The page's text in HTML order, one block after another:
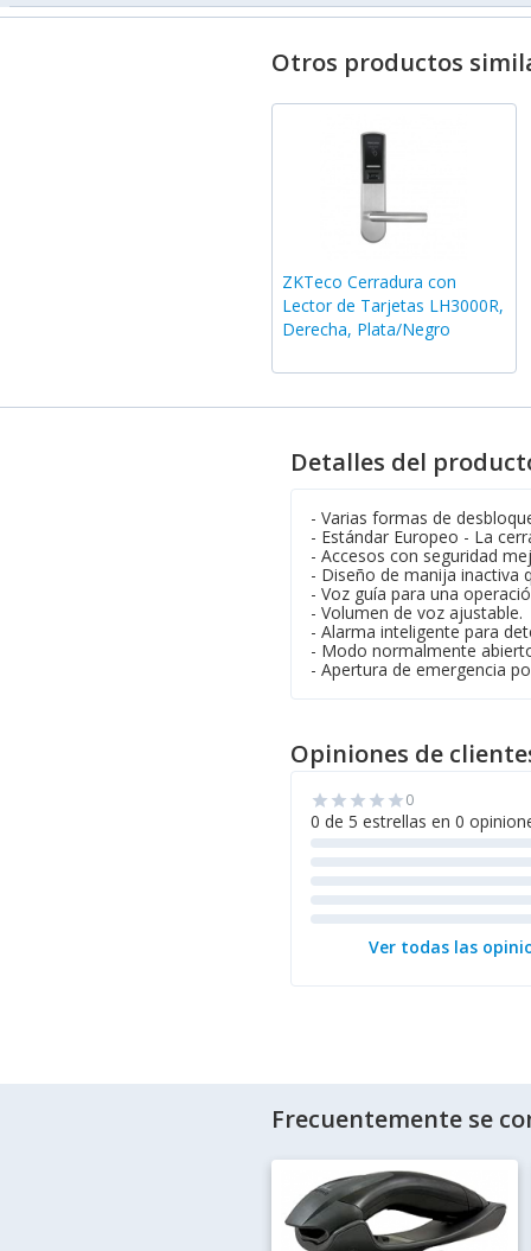
Otros productos
ZKTeco Cerradura con
Lector de Tarjetas LH3000R,
Derecha, Plata/Negro
Detalles del
- Varias formas de
- Estándar Europeo - La
- Accesos con seguridad
- Diseño de manija inactiva
- Voz guía para una
- Volumen de voz ajustable.
- Alarma inteligente para
- Modo normalmente
- Apertura de emergencia
Opiniones de
star star star star star0
0 de 5 estrellas en 0
Ver todas las
Frecuentemente se